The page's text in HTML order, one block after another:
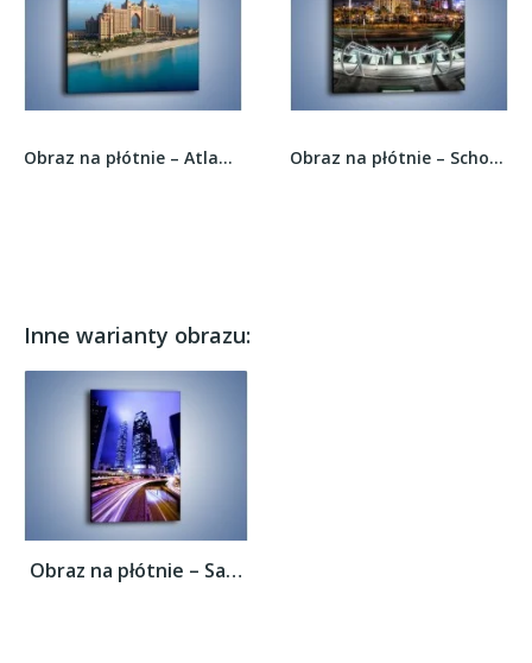
Obraz na płótnie – Atlantis Hotel w Dubaju –... Obraz na płótnie – Schody w dół w kolorach HDR...
Inne warianty obrazu:
Obraz na płótnie – Samochody w ruchu w...